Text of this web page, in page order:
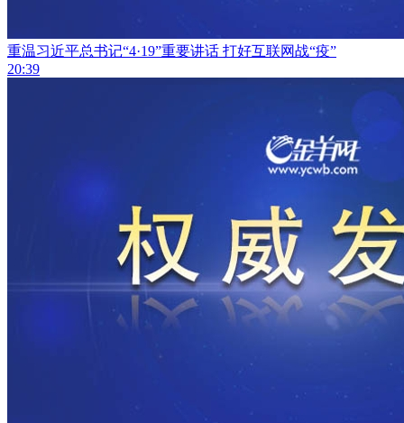
重温习近平总书记“4·19”重要讲话 打好互联网战“疫”
20:39